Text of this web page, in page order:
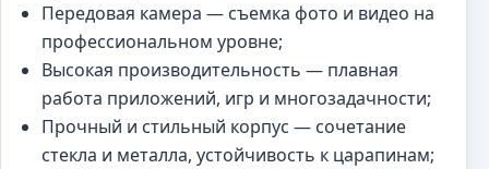
Передовая камера — съемка фото и видео на
профессиональном уровне;
Высокая производительность — плавная
работа приложений, игр и многозадачности;
Прочный и стильный корпус — сочетание
стекла и металла, устойчивость к царапинам;